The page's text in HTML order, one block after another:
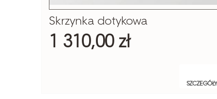
Skrzynka dotykowa
1 310,00 zł
SZCZEGÓŁY